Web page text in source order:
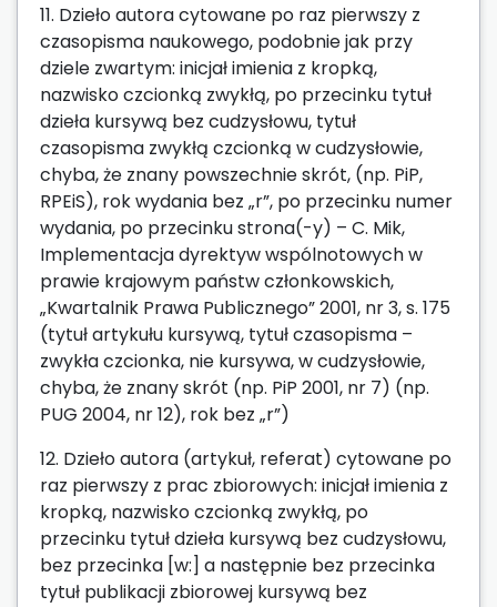
11. Dzieło autora cytowane po raz pierwszy z
czasopisma naukowego, podobnie jak przy
dziele zwartym: inicjał imienia z kropką,
nazwisko czcionką zwykłą, po przecinku tytuł
dzieła kursywą bez cudzysłowu, tytuł
czasopisma zwykłą czcionką w cudzysłowie,
chyba, że znany powszechnie skrót, (np. PiP,
RPEiS), rok wydania bez „r”, po przecinku numer
wydania, po przecinku strona(-y) – C. Mik,
Implementacja dyrektyw wspólnotowych w
prawie krajowym państw członkowskich,
„Kwartalnik Prawa Publicznego” 2001, nr 3, s. 175
(tytuł artykułu kursywą, tytuł czasopisma –
zwykła czcionka, nie kursywa, w cudzysłowie,
chyba, że znany skrót (np. PiP 2001, nr 7) (np.
PUG 2004, nr 12), rok bez „r”)
12. Dzieło autora (artykuł, referat) cytowane po
raz pierwszy z prac zbiorowych: inicjał imienia z
kropką, nazwisko czcionką zwykłą, po
przecinku tytuł dzieła kursywą bez cudzysłowu,
bez przecinka [w:] a następnie bez przecinka
tytuł publikacji zbiorowej kursywą bez